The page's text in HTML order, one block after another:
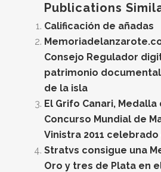
Publications
Calificación de añadas
Consejo Regulador
patrimonio
de la isla
El Grifo Canari,
Concurso Mundial de
Vinistra 2011
Stratvs consigue una
Oro y tres de Plata en